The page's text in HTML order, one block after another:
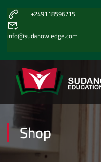
+249118596215
info@sudanowledge.com
Shop